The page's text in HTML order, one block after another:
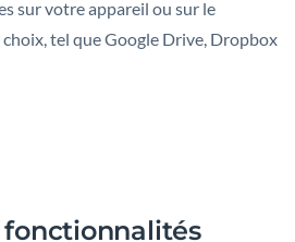
sur votre appareil ou sur le
tel que Google Drive, Dropbox
fonctionnalités